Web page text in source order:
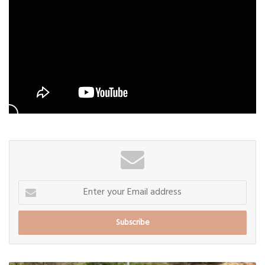
Enter
your
Email